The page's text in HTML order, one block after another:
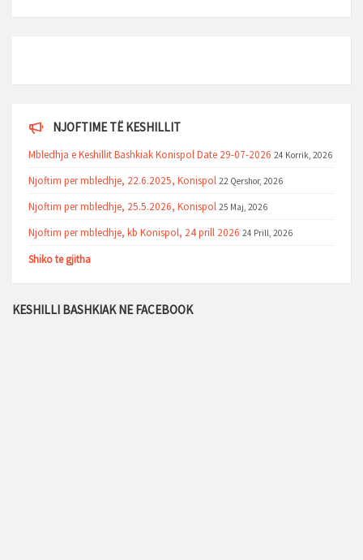
NJOFTIME TË KESHILLIT
Mbledhja e Keshillit Bashkiak Konispol Date 29-07-2026 24 Korrik, 2026
Njoftim per mbledhje, 22.6.2025, Konispol 22 Qershor, 2026
Njoftim per mbledhje, 25.5.2026, Konispol 25 Maj, 2026
Njoftim per mbledhje, kb Konispol, 24 prill 2026 24 Prill, 2026
Shiko te gjitha
KESHILLI BASHKIAK NE FACEBOOK